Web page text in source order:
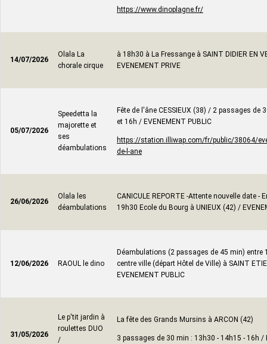
https://www.dinoplagne.fr/
14/07/2026
Olala La
chorale cirque
à 18h30 à La Fressange à SAINT DIDIER EN
EVENEMENT PRIVE
05/07/2026
Speedetta la
majorette et
ses
déambulations
Fête de l'âne CESSIEUX (38) / 2 passages de
et 16h / EVENEMENT PUBLIC
https://station.illiwap.com/fr/public/38064/
de-l-ane
26/06/2026
Olala les
déambulations
CANICULE REPORTE -Attente nouvelle date -
19h30 Ecole du Bourg à UNIEUX (42) /
12/06/2026 RAOUL le dino
Déambulations (2 passages de 45 min) entre
centre ville (départ Hôtel de Ville) à SAINT
EVENEMENT PUBLIC
31/05/2026
Le p'tit jardin à
roulettes DUO
/
La fête des Grands Mursins à ARCON (42)
3 passages de 30 min : 13h30 - 14h15 - 16h /